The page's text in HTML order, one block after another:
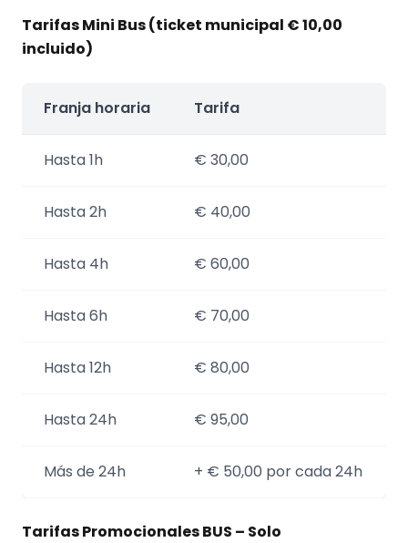
Tarifas Mini Bus (ticket municipal € 10,00
incluido)
Franja horaria Tarifa
Hasta 1h € 30,00
Hasta 2h € 40,00
Hasta 4h € 60,00
Hasta 6h € 70,00
Hasta 12h € 80,00
Hasta 24h € 95,00
Más de 24h + € 50,00 por cada 24h
Tarifas Promocionales BUS – Solo